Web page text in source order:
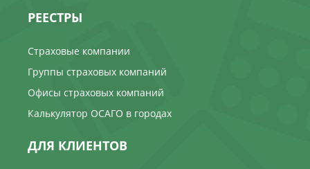
РЕЕСТРЫ
Страховые компании
Группы страховых компаний
Офисы страховых компаний
Калькулятор ОСАГО в городах
ДЛЯ КЛИЕНТОВ